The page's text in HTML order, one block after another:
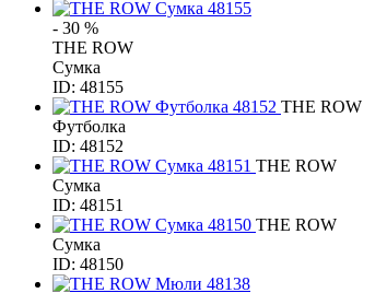
- 30 %
THE ROW
Сумка
ID: 48155
THE ROW
Футболка
ID: 48152
THE ROW
Сумка
ID: 48151
THE ROW
Сумка
ID: 48150